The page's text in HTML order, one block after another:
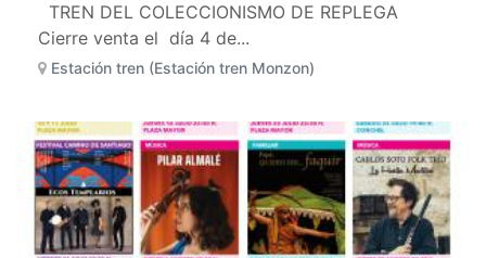
TREN DEL COLECCIONISMO DE REPLEGA
Cierre venta el día 4 de...
Estación tren (Estación tren Monzon)